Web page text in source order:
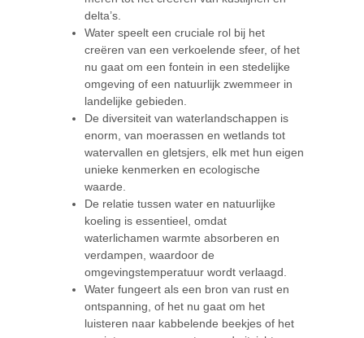
delta’s.
Water speelt een cruciale rol bij het
creëren van een verkoelende sfeer, of het
nu gaat om een fontein in een stedelijke
omgeving of een natuurlijk zwemmeer in
landelijke gebieden.
De diversiteit van waterlandschappen is
enorm, van moerassen en wetlands tot
watervallen en gletsjers, elk met hun eigen
unieke kenmerken en ecologische
waarde.
De relatie tussen water en natuurlijke
koeling is essentieel, omdat
waterlichamen warmte absorberen en
verdampen, waardoor de
omgevingstemperatuur wordt verlaagd.
Water fungeert als een bron van rust en
ontspanning, of het nu gaat om het
luisteren naar kabbelende beekjes of het